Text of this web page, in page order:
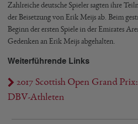
Zahlreiche deutsche Spieler sagten ihre
der Beisetzung von Erik Meijs ab. Beim
Beginn der ersten Spiele in der Emirates
Gedenken an Erik Meijs abgehalten.
Weiterführende Links
2017 Scottish Open Grand
DBV-Athleten